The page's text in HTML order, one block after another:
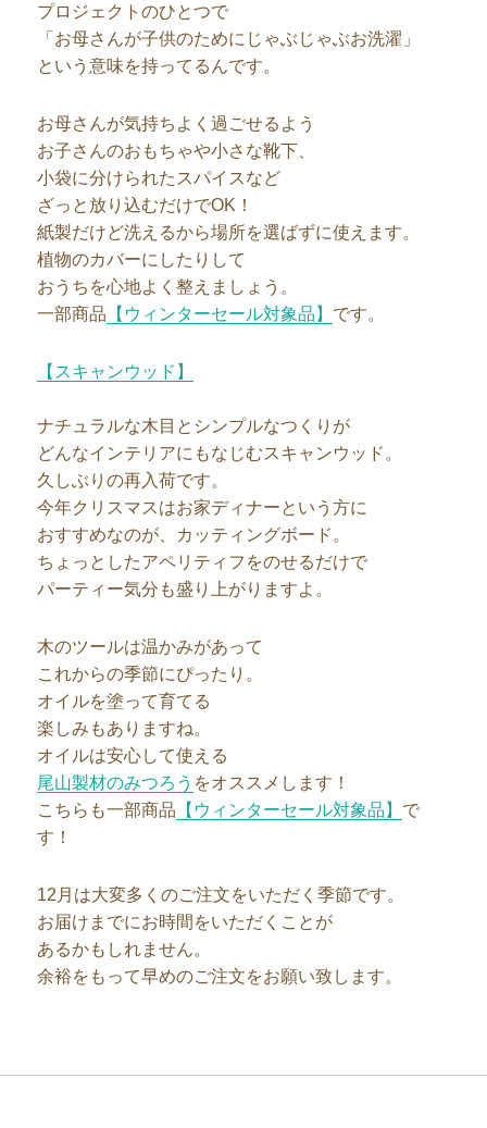
プロジェクトのひとつで
「お母さんが子供のためにじゃぶじゃぶお洗濯」
という意味を持ってるんです。
お母さんが気持ちよく過ごせるよう
お子さんのおもちゃや小さな靴下、
小袋に分けられたスパイスなど
ざっと放り込むだけでOK！
紙製だけど洗えるから場所を選ばずに使えます。
植物のカバーにしたりして
おうちを心地よく整えましょう。
一部商品 【ウィンターセール対象品】 です。
【スキャンウッド】
ナチュラルな木目とシンプルなつくりが
どんなインテリアにもなじむスキャンウッド。
久しぶりの再入荷です。
今年クリスマスはお家ディナーという方に
おすすめなのが、カッティングボード。
ちょっとしたアペリティフをのせるだけで
パーティー気分も盛り上がりますよ。
木のツールは温かみがあって
これからの季節にぴったり。
オイルを塗って育てる
楽しみもありますね。
オイルは安心して使える
尾山製材のみつろう をオススメします！
こちらも一部商品 【ウィンターセール対象品】 で
す！
12月は大変多くのご注文をいただく季節です。
お届けまでにお時間をいただくことが
あるかもしれません。
余裕をもって早めのご注文をお願い致します。